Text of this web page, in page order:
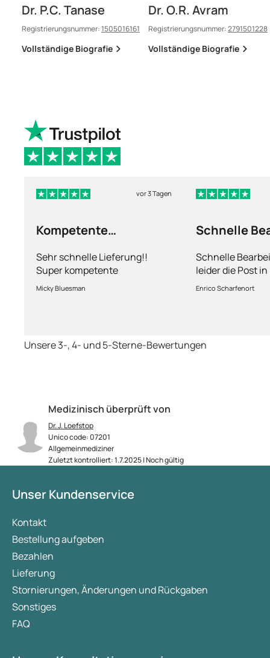
Medizinisch überprüft von
Dr. J. Loefstop
Unico code: 07201
Allgemeinmediziner
Zuletzt kontrolliert: 1.7.2025 | Noch gültig
Dr. P.C. Tanase
Registrierungsnummer:1505016161
Vollständige Biografie
Dr. O.R. Avram
Registrierungsnummer:2791501228
Vollständige Biografie
vor 3 Tagen
Kompetente
Sehr schnelle Lieferung!!
Super kompetente
Abhandlung!
Micky Bluesman
Schnelle
Schnelle
leider die Post
kriegt es nicht
dauert obwohl
Enrico Scharfenort
Unsere 3-, 4- und 5-Sterne-Bewertungen
Unser Kundenservice
Kontakt
Bestellung aufgeben
Bezahlen
Lieferung
Stornierungen, Änderungen und Rückgaben
Sonstiges
FAQ